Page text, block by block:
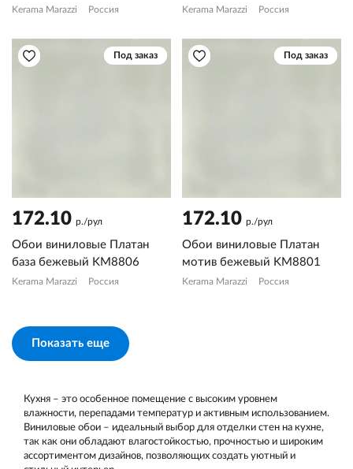
Kerama Marazzi Россия Kerama Marazzi Россия
Под заказ
172.10 р./рул
Обои виниловые Платан
база бежевый KM8806
Kerama Marazzi Россия
Под заказ
172.10 р./рул
Обои виниловые Платан
мотив бежевый KM8801
Kerama Marazzi Россия
Показать еще
Кухня – это особенное помещение с высоким уровнем
влажности, перепадами температур и активным использованием.
Виниловые обои – идеальный выбор для отделки стен на кухне,
так как они обладают влагостойкостью, прочностью и широким
ассортиментом дизайнов, позволяющих создать уютный и